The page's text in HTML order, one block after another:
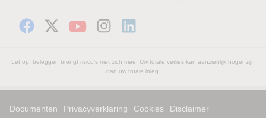
Let op: beleggen brengt risico's met zich mee. Uw totale verlies kan aanzienlijk hoger zijn
dan uw totale inleg.
Documenten Privacyverklaring Cookies
Disclaimer